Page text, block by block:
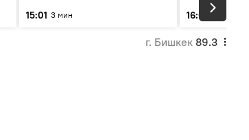
15:01 3 мин
16:01
3 мин
г. Бишкек 89.3